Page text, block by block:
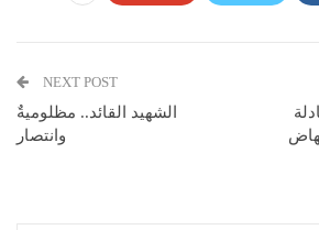
NEXT POST
الشهيد القائد.. مظلوميةٌ
وانتصار